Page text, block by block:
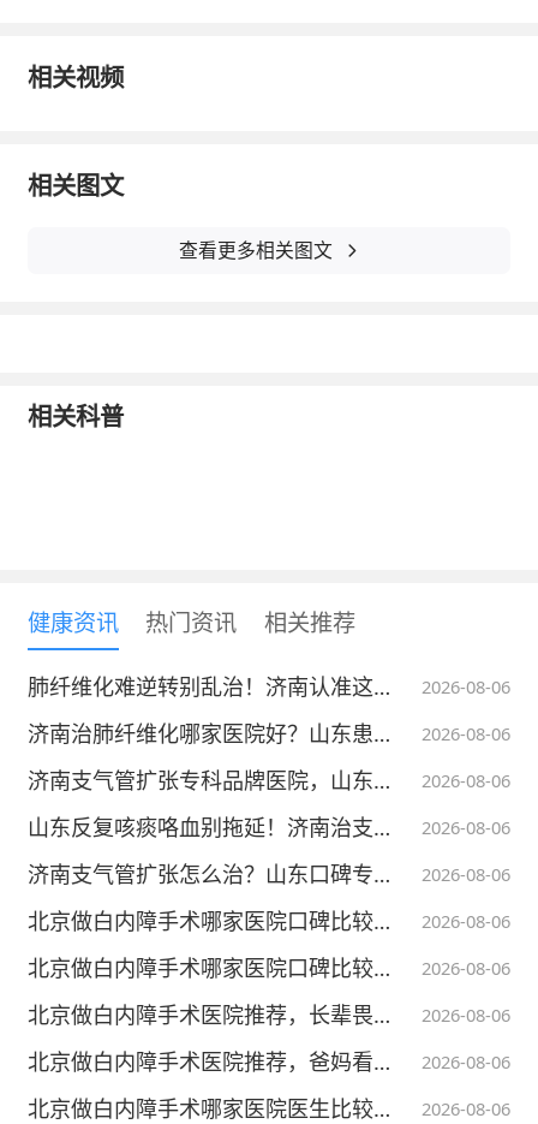
耳朵的人很少因衰老而失聪。
美国最新研究发现，平足的人脚和腿部受
变短是为了跑得更快。长脚趾牵涉肌肉及骨骼
相关视频
相关图文
查看更多相关图文
相关科普
健康资讯 热门资讯 相关推荐
2026-08-06
肺纤维化难逆转别乱治！济南认准这家专科医院规范护肺
2026-08-06
济南治肺纤维化哪家医院好？山东患者主推这家专科呼吸医院
2026-08-06
济南支气管扩张专科品牌医院，山东科学管控守护肺部健康
2026-08-06
山东反复咳痰咯血别拖延！济南治支气管扩张认准这家医院
2026-08-06
济南支气管扩张怎么治？山东口碑专科医院值得推荐
2026-08-06
北京做白内障手术哪家医院口碑比较靠谱，该怎样客观看待线上就诊评价
2026-08-06
北京做白内障手术哪家医院口碑比较靠谱，老百姓应该怎么筛选？
2026-08-06
北京做白内障手术医院推荐，长辈畏惧开刀，可以一直忍耐观望吗？
2026-08-06
北京做白内障手术医院推荐，爸妈看不清真是老花吗？
2026-08-06
北京做白内障手术哪家医院医生比较好，用什么标准判断？